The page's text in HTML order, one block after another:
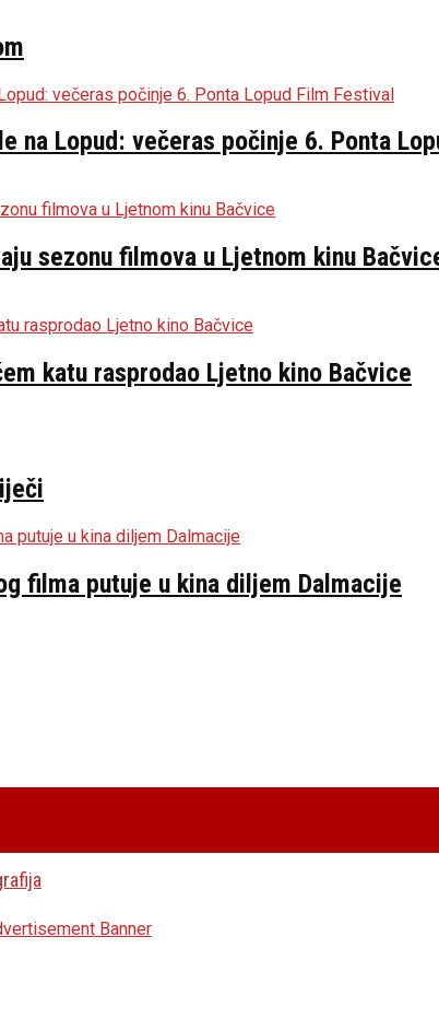
na Lopud: večeras počinje 6. Ponta
sezonu filmova u Ljetnom kinu
katu rasprodao Ljetno kino Bačvice
filma putuje u kina diljem Dalmacije